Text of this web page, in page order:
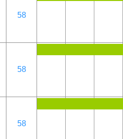
58
58
58